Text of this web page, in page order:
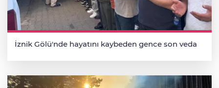
İznik Gölü'nde hayatını kaybeden gence son veda